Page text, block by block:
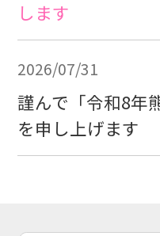
します
2026/07/31
謹んで「令和8年
を申し上げます